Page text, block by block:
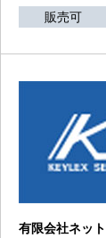
販売可
有限会社ネッ